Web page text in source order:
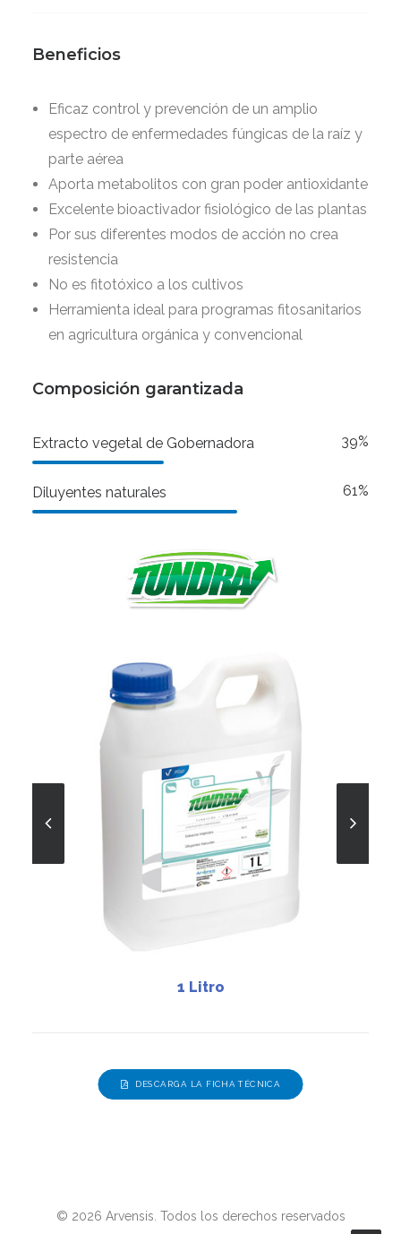
Beneficios
Eficaz control y prevención de un amplio
espectro de enfermedades fúngicas de la raíz y
parte aérea
Aporta metabolitos con gran poder antioxidante
Excelente bioactivador fisiológico de las plantas
Por sus diferentes modos de acción no crea
resistencia
No es fitotóxico a los cultivos
Herramienta ideal para programas fitosanitarios
en agricultura orgánica y convencional
Composición garantizada
Extracto vegetal de Gobernadora 39%
Diluyentes naturales 61%
1 Litro
DESCARGA LA FICHA TÉCNICA
© 2026 Arvensis. Todos los derechos reservados